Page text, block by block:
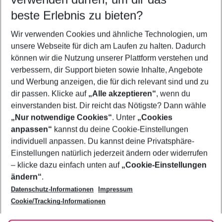
5-8 Nächte
2 Erwachsene Keine Kinder
Mehr Filter anzeigen
Footer
Footer navigation
Über uns
AGB
Bestpreisgarantie
Cookie-Einstellungen ändern
Cookie-Richtlinie
Agenturbetreuung
Barrierefreies Reisen
Folge uns
beste Erlebnis zu bieten?
Wir verwenden Cookies und ähnliche Technologien, um
unsere Webseite für dich am Laufen zu halten. Dadurch
können wir die Nutzung unserer Plattform verstehen und
verbessern, dir Support bieten sowie Inhalte, Angebote
und Werbung anzeigen, die für dich relevant sind und zu
dir passen. Klicke auf „Alle akzeptieren“, wenn du
einverstanden bist. Dir reicht das Nötigste? Dann wähle
„Nur notwendige Cookies“. Unter „Cookies
anpassen“ kannst du deine Cookie-Einstellungen
individuell anpassen. Du kannst deine Privatsphäre-
Einstellungen natürlich jederzeit ändern oder widerrufen
– klicke dazu einfach unten auf „Cookie-Einstellungen
ändern“.
Datenschutz-Informationen
Impressum
Cookie/Tracking-Informationen